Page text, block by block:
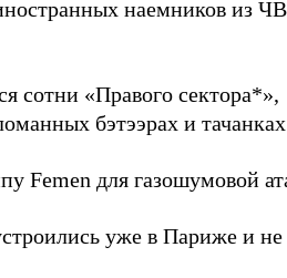
наемников из
сотни «Правого сектора*»,
бэтээрах и
Femen для газошумовой
уже в Париже и